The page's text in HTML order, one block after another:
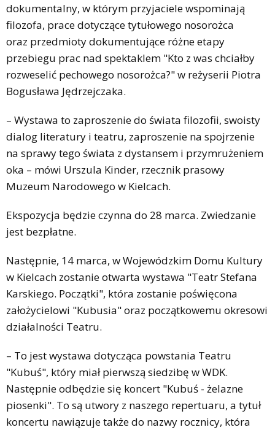
dokumentalny, w którym przyjaciele wspominają
filozofa, prace dotyczące tytułowego nosorożca
oraz przedmioty dokumentujące różne etapy
przebiegu prac nad spektaklem "Kto z was chciałby
rozweselić pechowego nosorożca?" w reżyserii Piotra
Bogusława Jędrzejczaka.
– Wystawa to zaproszenie do świata filozofii, swoisty
dialog literatury i teatru, zaproszenie na spojrzenie
na sprawy tego świata z dystansem i przymrużeniem
oka – mówi Urszula Kinder, rzecznik prasowy
Muzeum Narodowego w Kielcach.
Ekspozycja będzie czynna do 28 marca. Zwiedzanie
jest bezpłatne.
Następnie, 14 marca, w Wojewódzkim Domu Kultury
w Kielcach zostanie otwarta wystawa "Teatr Stefana
Karskiego. Początki", która zostanie poświęcona
założycielowi "Kubusia" oraz początkowemu okresowi
działalności Teatru.
– To jest wystawa dotycząca powstania Teatru
"Kubuś", który miał pierwszą siedzibę w WDK.
Następnie odbędzie się koncert "Kubuś - żelazne
piosenki". To są utwory z naszego repertuaru, a tytuł
koncertu nawiązuje także do nazwy rocznicy, która